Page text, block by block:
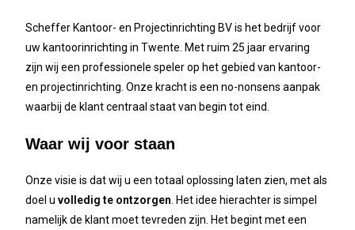
Scheffer Kantoor- en Projectinrichting BV is het bedrijf voor
uw kantoorinrichting in Twente. Met ruim 25 jaar ervaring
zijn wij een professionele speler op het gebied van kantoor-
en projectinrichting. Onze kracht is een no-nonsens aanpak
waarbij de klant centraal staat van begin tot eind.
Waar wij voor staan
Onze visie is dat wij u een totaal oplossing laten zien, met als
doel uvolledig te ontzorgen . Het idee hierachter is simpel
namelijk de klant moet tevreden zijn. Het begint met een